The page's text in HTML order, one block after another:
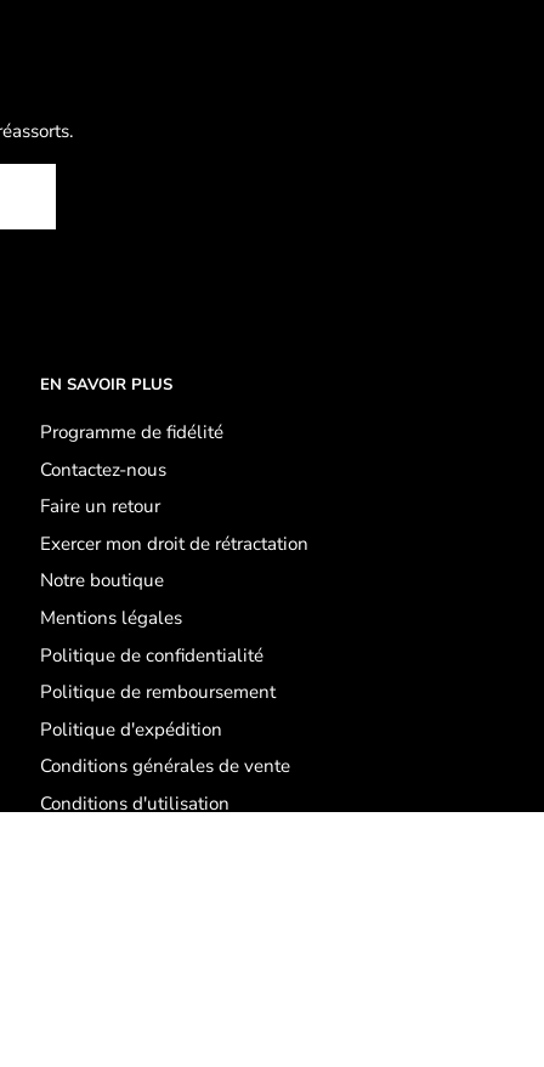
EN SAVOIR PLUS
Programme de fidélité
Contactez-nous
Faire un retour
Exercer mon droit de rétractation
Notre boutique
Mentions légales
Politique de confidentialité
Politique de remboursement
Politique d'expédition
Conditions générales de vente
Conditions d'utilisation